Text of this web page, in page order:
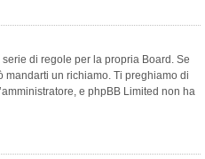
di regole per la propria Board. Se
un richiamo. Ti preghiamo di
e phpBB Limited non ha